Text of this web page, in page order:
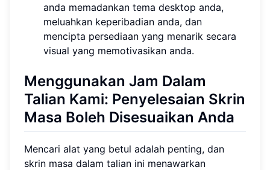
anda memadankan tema desktop anda,
meluahkan keperibadian anda, dan
mencipta persediaan yang menarik secara
visual yang memotivasikan anda.
Menggunakan Jam Dalam
Talian Kami: Penyelesaian Skrin
Masa Boleh Disesuaikan Anda
Mencari alat yang betul adalah penting, dan
skrin masa dalam talian ini menawarkan